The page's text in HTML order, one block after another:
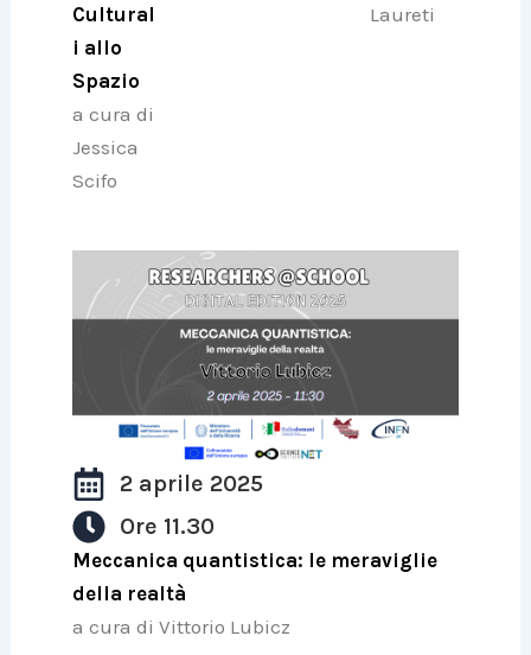
Cultural
i allo
Spazio
a cura di
Jessica
Scifo
Laureti
2 aprile 2025
Ore 11.30
Meccanica quantistica: le meraviglie
della realtà
a cura di Vittorio Lubicz